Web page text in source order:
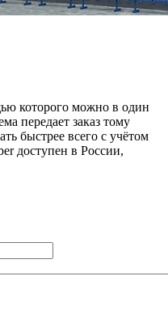
которого можно в один
передает заказ тому
быстрее всего с учётом
доступен в России,